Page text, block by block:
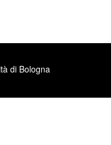
di Bologna